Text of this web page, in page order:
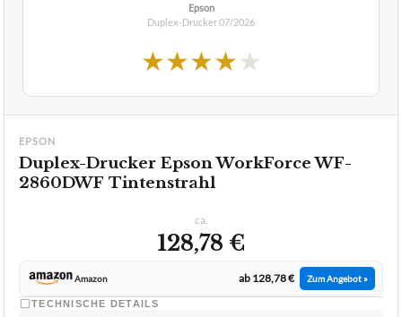
Epson
Duplex-Drucker07/2026
★★★★★
EPSON
Duplex-Drucker Epson WorkForce WF-
2860DWF Tintenstrahl
ca.
128,78 €
Amazon ab 128,78 € Zum Angebot »
TECHNISCHE DETAILS